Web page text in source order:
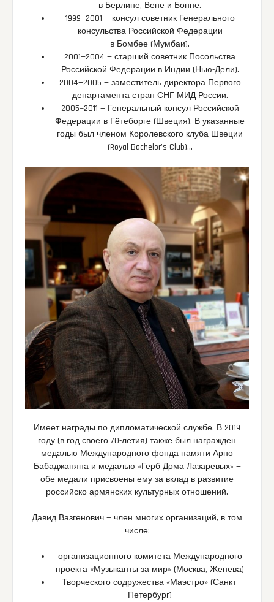
в Берлине, Вене и Бонне.
1999—2001 — консул-советник Генерального
консульства Российской Федерации
в Бомбее (Мумбаи).
2001—2004 — старший советник Посольства
Российской Федерации в Индии (Нью-Дели).
2004—2005 — заместитель директора Первого
департамента стран СНГ МИД России.
2005−2011 — Генеральный консул Российской
Федерации в Гётеборге (Швеция). В указанные
годы был членом Королевского клуба Швеции
(Royal Bachelor’s Club)…
Имеет награды по дипломатической службе. В 2019
году (в год своего 70-летия) также был награжден
медалью Международного фонда памяти Арно
Бабаджаняна и медалью «Герб Дома Лазаревых» —
обе медали присвоены ему за вклад в развитие
российско-армянских культурных отношений.
Давид Вазгенович — член многих организаций, в том
числе:
организационного комитета Международного
проекта «Музыканты за мир» (Москва, Женева)
Творческого содружества «Маэстро» (Санкт-
Петербург)